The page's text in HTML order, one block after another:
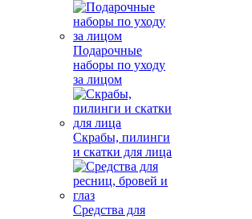
Подарочные
наборы по уходу
за лицом
Скрабы, пилинги
и скатки для лица
Средства для